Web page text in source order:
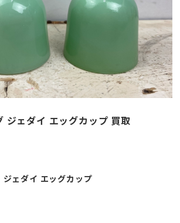
ジェダイ エッグカップ 買取
ェダイ エッグカップ